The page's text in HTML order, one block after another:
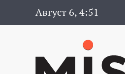
Август 6, 4:51